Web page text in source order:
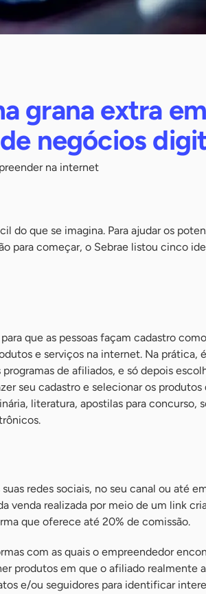
grana extra em
negócios
na internet
do que se imagina. Para ajudar os
para começar, o Sebrae listou cinco
que as pessoas façam cadastro como
e serviços na internet. Na prática, é
de afiliados, e só depois
seu cadastro e selecionar os produtos
literatura, apostilas para concurso,
redes sociais, no seu canal ou até
venda realizada por meio de um link
que oferece até 20% de comissão.
com as quais o empreendedor
produtos em que o afiliado realmente
e/ou seguidores para identificar